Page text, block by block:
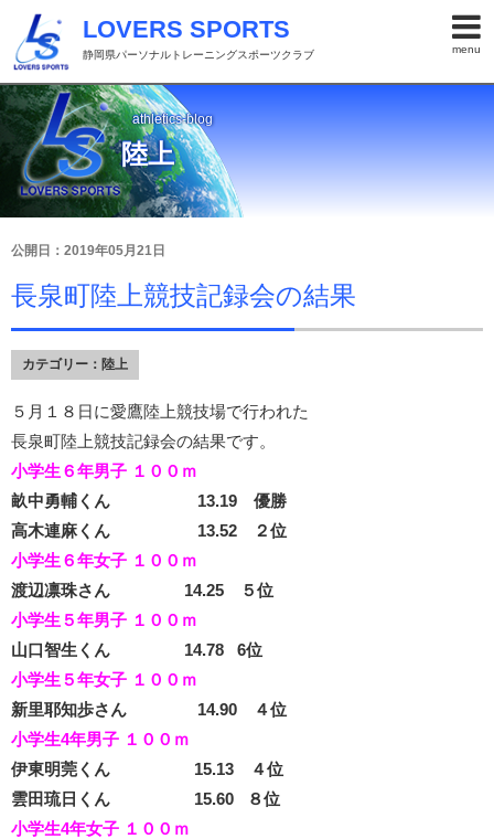
menu
LOVERS SPORTS
静岡県パーソナルトレーニングスポーツクラブ
athletics-blog
陸上
公開日：2019年05月21日
長泉町陸上競技記録会の結果
カテゴリー： 陸上
５月１８日に愛鷹陸上競技場で行われた
長泉町陸上競技記録会の結果です。
小学生６年男子 １００ｍ
畝中勇輔くん 13.19 優勝
高木連麻くん 13.52 ２位
小学生６年女子 １００ｍ
渡辺凛珠さん 14.25 ５位
小学生５年男子 １００ｍ
山口智生くん 14.78 6位
小学生５年女子 １００ｍ
新里耶知歩さん 14.90 ４位
小学生4年男子 １００ｍ
伊東明莞くん 15.13 ４位
雲田琉日くん 15.60 ８位
小学生4年女子 １００ｍ